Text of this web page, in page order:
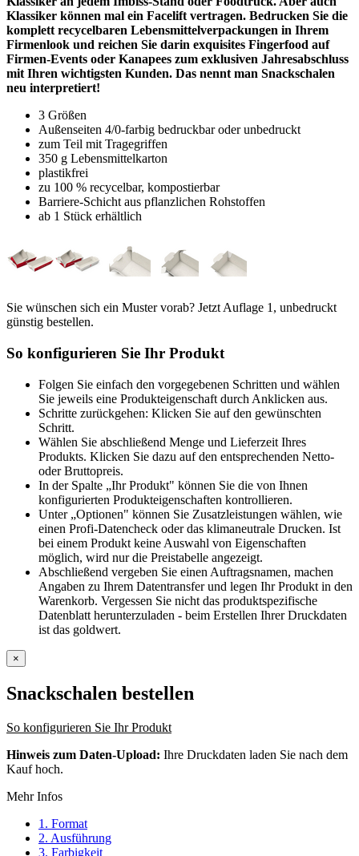
Klassiker können mal ein Facelift vertragen. Bedrucken Sie die
komplett recycelbaren Lebensmittelverpackungen in Ihrem
Firmenlook und reichen Sie darin exquisites Fingerfood auf
Firmen-Events oder Kanapees zum exklusiven Jahresabschluss
mit Ihren wichtigsten Kunden. Das nennt man Snackschalen
neu interpretiert!
3 Größen
Außenseiten 4/0-farbig bedruckbar oder unbedruckt
zum Teil mit Tragegriffen
350 g Lebensmittelkarton
plastikfrei
zu 100 % recycelbar, kompostierbar
Barriere-Schicht aus pflanzlichen Rohstoffen
ab 1 Stück erhältlich
Sie wünschen sich ein Muster vorab? Jetzt Auflage 1, unbedruckt
günstig bestellen.
So konfigurieren Sie Ihr Produkt
Folgen Sie einfach den vorgegebenen Schritten und wählen
Sie jeweils eine Produkteigenschaft durch Anklicken aus.
Schritte zurückgehen: Klicken Sie auf den gewünschten
Schritt.
Wählen Sie abschließend Menge und Lieferzeit Ihres
Produkts. Klicken Sie dazu auf den entsprechenden Netto-
oder Bruttopreis.
In der Spalte „Ihr Produkt" können Sie die von Ihnen
konfigurierten Produkteigenschaften kontrollieren.
Unter „Optionen" können Sie Zusatzleistungen wählen, wie
einen Profi-Datencheck oder das klimaneutrale Drucken. Ist
bei einem Produkt keine Auswahl von Eigenschaften
möglich, wird nur die Preistabelle angezeigt.
Abschließend vergeben Sie einen Auftragsnamen, machen
Angaben zu Ihrem Datentransfer und legen Ihr Produkt in den
Warenkorb. Vergessen Sie nicht das produktspezifische
Datenblatt herunterzuladen - beim Erstellen Ihrer Druckdaten
ist das goldwert.
×
Snackschalen bestellen
So konfigurieren Sie Ihr Produkt
Hinweis zum Daten-Upload: Ihre Druckdaten laden Sie nach dem
Kauf hoch.
Mehr Infos
1. Format
2. Ausführung
3. Farbigkeit